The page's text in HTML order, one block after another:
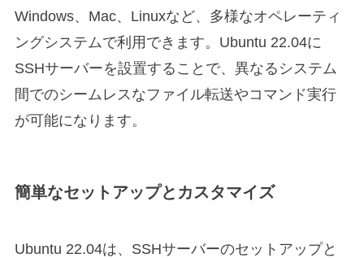
Windows、Mac、Linuxなど、多様なオペレーティ
ングシステムで利用できます。Ubuntu 22.04に
SSHサーバーを設置することで、異なるシステム
間でのシームレスなファイル転送やコマンド実行
が可能になります。
簡単なセットアップとカスタマイズ
Ubuntu 22.04は、SSHサーバーのセットアップと